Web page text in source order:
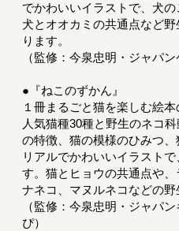
でかわいいイラストで、犬
犬とオオカミの共通点など
ります。
（監修：今泉忠明・ジャパ
●『ねこのずかん』
１冊まるごと猫を楽しむ絵本
人気猫種30種と野生のネコ
の特徴、猫の模様のひみつ、
リアルでかわいいイラスト
す。猫とヒョウの共通点や
ナネコ、マヌルネコなどの野
（監修：今泉忠明・ジャパ
ぴ）